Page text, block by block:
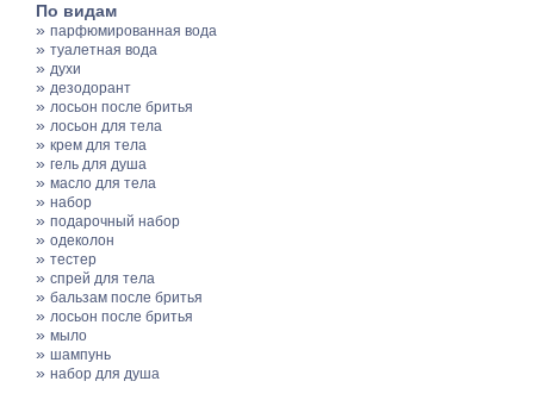
По видам
» парфюмированная вода
» туалетная вода
» духи
» дезодорант
» лосьон после бритья
» лосьон для тела
» крем для тела
» гель для душа
» масло для тела
» набор
» подарочный набор
» одеколон
» тестер
» спрей для тела
» бальзам после бритья
» лосьон после бритья
» мыло
» шампунь
» набор для душа